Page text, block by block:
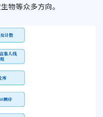
物等众多方向。